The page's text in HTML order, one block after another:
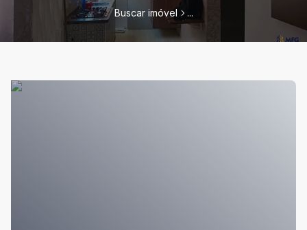
Buscar imóvel ...